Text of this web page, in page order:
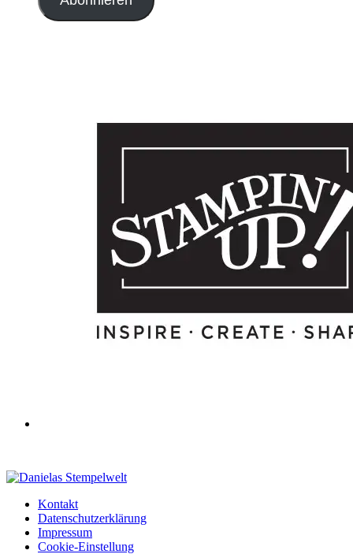
Kontakt
Datenschutzerklärung
Impressum
Cookie-Einstellung